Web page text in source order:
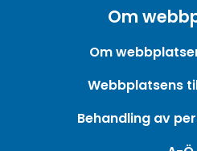
Om
Om
Webbplatsens
Behandling av